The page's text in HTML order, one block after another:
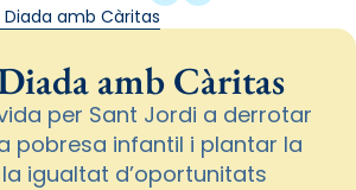
Diada amb Càritas
amb Càritas
per Sant Jordi a derrotar
pobresa infantil i plantar la
igualtat d’oportunitats